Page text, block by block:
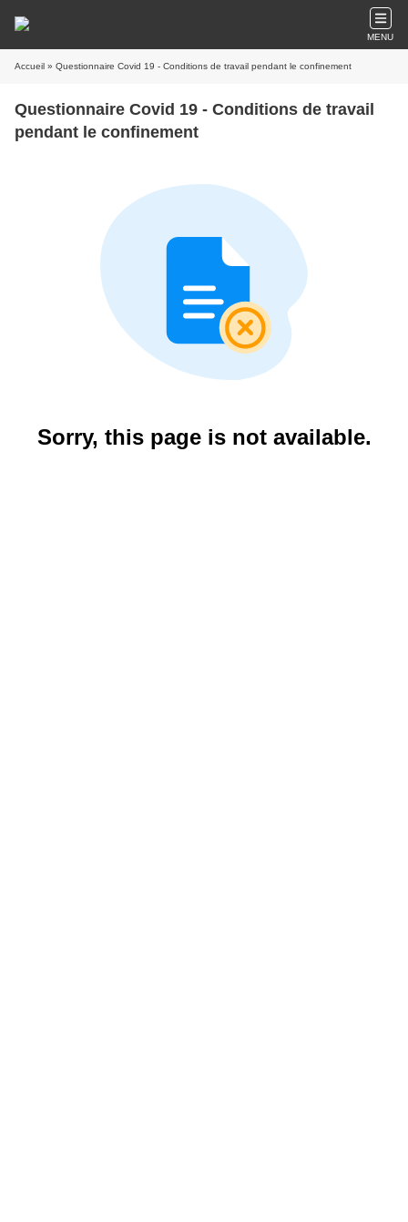
MENU
Accueil » Questionnaire Covid 19 - Conditions de travail pendant le confinement
Questionnaire Covid 19 - Conditions de travail
pendant le confinement